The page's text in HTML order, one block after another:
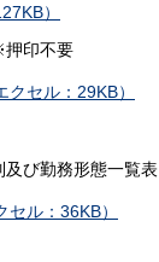
）
印不要
セル：29KB）
び勤務形態一覧表
セル：36KB）